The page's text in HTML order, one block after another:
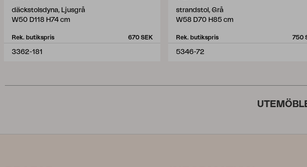
däckstolsdyna, Ljusgrå
W50 D118 H74 cm
Rek. butikspris 670 SEK
3362-181
strandstol, Grå
W58 D70 H85 cm
Rek. butikspris 750
5346-72